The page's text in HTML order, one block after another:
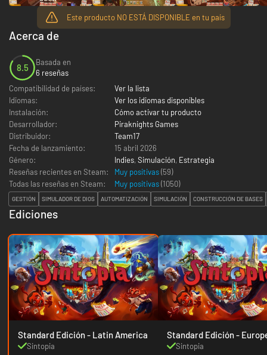
Este producto NO ESTÁ DISPONIBLE en tu país
Acerca de
8.5
Basada en
6 reseñas
Compatibilidad de países:
Ver la lista
Idiomas:
Ver los idiomas disponibles
Instalación:
Cómo activar tu producto
Desarrollador:
Piraknights Games
Distribuidor:
Team17
Fecha de lanzamiento:
15 abril 2026
Género:
Indies, Simulación, Estrategia
Reseñas recientes en Steam:
Muy positivas(59)
Todas las reseñas en Steam:
Muy positivas(1050)
GESTIÓN SIMULADOR DE DIOS AUTOMATIZACIÓN SIMULACIÓN CONSTRUCCIÓN DE BASES
Ediciones
Standard Edición - Latin America
Sintopia
Standard Edición - Europe & USA
& Canada
Sintopia